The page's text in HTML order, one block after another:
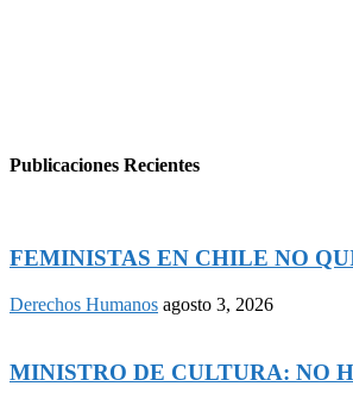
Publicaciones Recientes
FEMINISTAS EN CHILE NO
Derechos Humanos agosto 3, 2026
MINISTRO DE CULTURA: NO